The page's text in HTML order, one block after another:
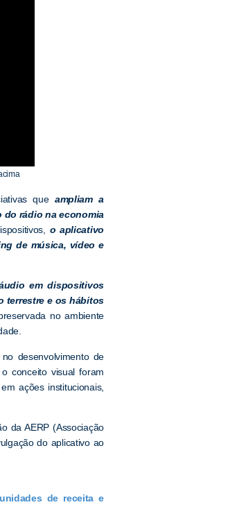
que ampliam a
do rádio na economia
o aplicativo
de música, vídeo e
em dispositivos
terrestre e os hábitos
no ambiente
desenvolvimento de
conceito visual foram
ações institucionais,
da AERP (Associação
do aplicativo ao
de receita e